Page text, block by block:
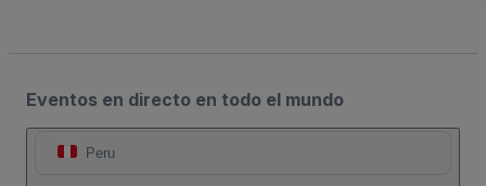
Eventos en directo en todo el mundo
Peru